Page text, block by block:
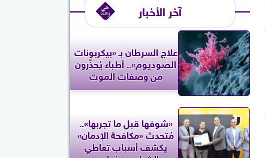
آخر الأخبار
علاج السرطان بـ «بيكربونات
الصوديوم».. أطباء يُحذّرون
من وصفات الموت
«شوفها قبل ما تجربها»..
مُتحدث «مكافحة الإدمان»
يكشف أسباب تعاطي